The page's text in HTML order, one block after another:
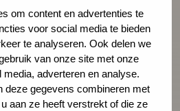
om content en advertenties te
voor social media te bieden
te analyseren. Ook delen we
van onze site met onze
adverteren en analyse.
deze gegevens combineren met
aan ze heeft verstrekt of die ze
richtlijnen 2023–
en herziene
de herziene JGZ-